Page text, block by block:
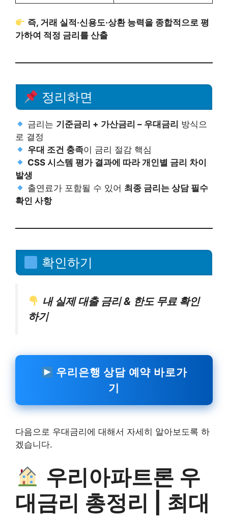
즉, 거래 실적·신용도·상환 능력을 종합적으로 평
가하여 적정 금리를 산출
정리하면
금리는 기준금리 + 가산금리 – 우대금리 방식으
로 결정
우대 조건 충족이 금리 절감 핵심
CSS 시스템 평가 결과에 따라 개인별 금리 차이
발생
출연료가 포함될 수 있어 최종 금리는 상담 필수
확인 사항
확인하기
내 실제 대출 금리 & 한도 무료 확인
하기
우리은행 상담 예약 바로가
기
다음으로 우대금리에 대해서 자세히 알아보도록 하
겠습니다.
우리아파트론 우
대금리 총정리 | 최대